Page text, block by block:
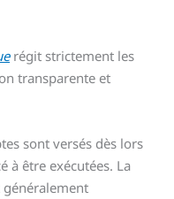
régit strictement les
transparente et
sont versés dès lors
à être exécutées. La
généralement